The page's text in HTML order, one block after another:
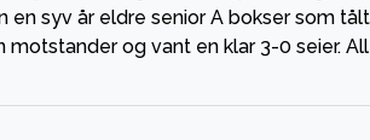
en syv år eldre senior A bokser som
og vant en klar 3-0 seier. All